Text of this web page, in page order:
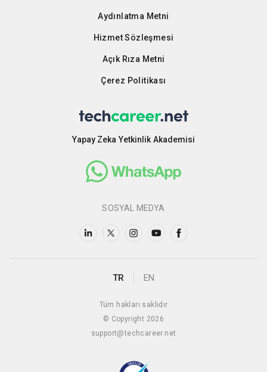
Aydınlatma Metni
Hizmet Sözleşmesi
Açık Rıza Metni
Çerez Politikası
Yapay Zeka Yetkinlik Akademisi
SOSYAL MEDYA
TR EN
Tüm hakları saklıdır
© Copyright 2026
support@techcareer.net